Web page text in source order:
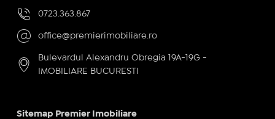
0723.363.867
office@premierimobiliare.ro
Bulevardul Alexandru Obregia 19A-19G -
IMOBILIARE BUCURESTI
Sitemap Premier Imobiliare